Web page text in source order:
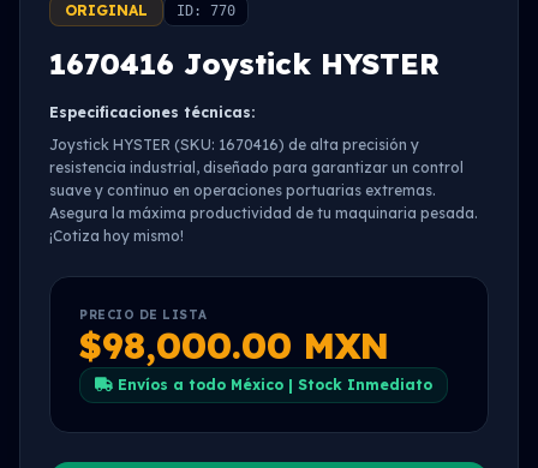
ORIGINAL ID: 770
1670416 Joystick HYSTER
Especificaciones técnicas:
Joystick HYSTER (SKU: 1670416) de alta precisión y
resistencia industrial, diseñado para garantizar un control
suave y continuo en operaciones portuarias extremas.
Asegura la máxima productividad de tu maquinaria pesada.
¡Cotiza hoy mismo!
PRECIO DE LISTA
$98,000.00 MXN
Envíos a todo México | Stock Inmediato